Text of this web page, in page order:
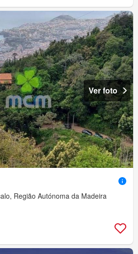
Ver foto
Região Autónoma da Madeira